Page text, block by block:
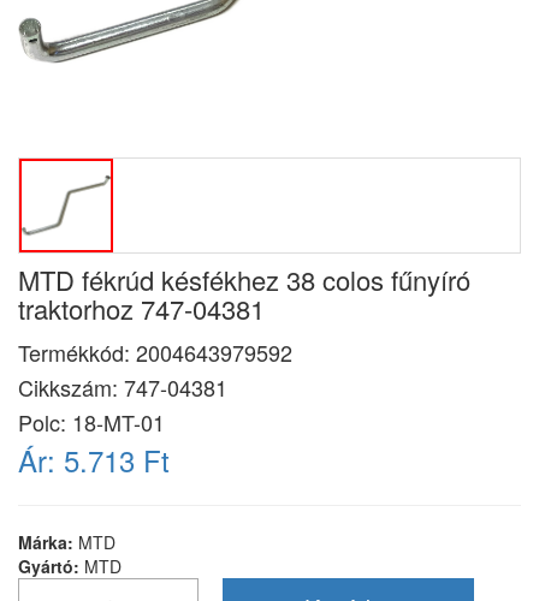
MTD fékrúd késfékhez 38 colos fűnyíró
traktorhoz 747-04381
Termékkód: 2004643979592
Cikkszám: 747-04381
Polc: 18-MT-01
Ár: 5.713 Ft
Márka: MTD
Gyártó: MTD